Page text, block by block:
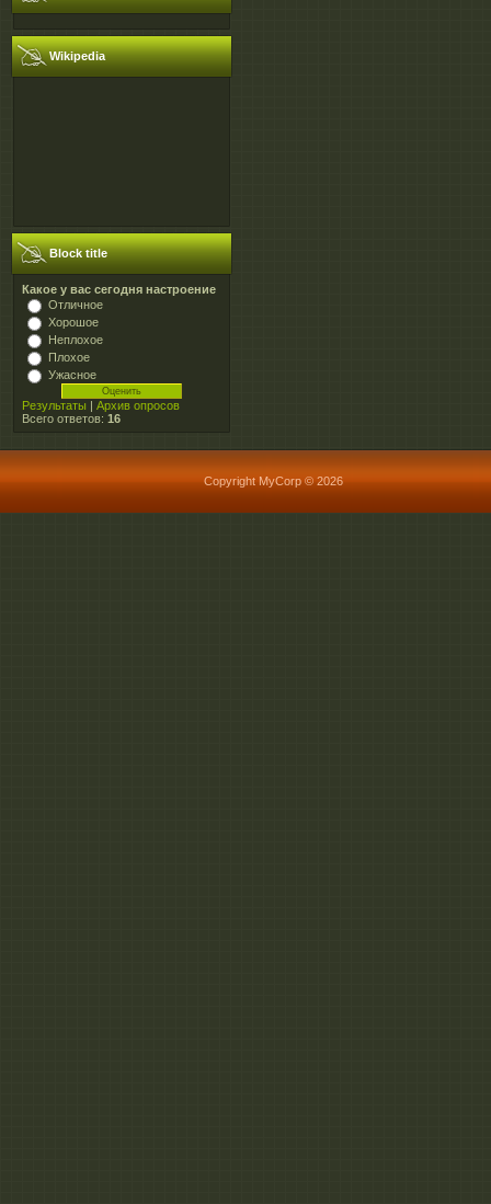
Wikipedia
Block title
Какое у вас сегодня настроение
Отличное
Хорошое
Неплохое
Плохое
Ужасное
Результаты | Архив опросов
Всего ответов: 16
Copyright MyCorp © 2026